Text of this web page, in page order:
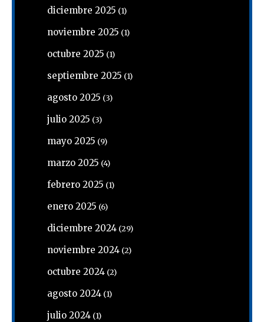
diciembre 2025 (1)
noviembre 2025 (1)
octubre 2025 (1)
septiembre 2025 (1)
agosto 2025 (3)
julio 2025 (3)
mayo 2025 (9)
marzo 2025 (4)
febrero 2025 (1)
enero 2025 (6)
diciembre 2024 (29)
noviembre 2024 (2)
octubre 2024 (2)
agosto 2024 (1)
julio 2024 (1)